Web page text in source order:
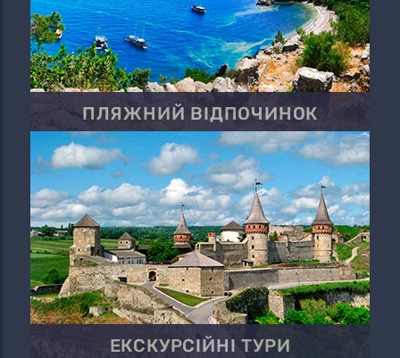
ПЛЯЖНИЙ ВІДПОЧИНОК
ЕКСКУРСІЙНІ ТУРИ